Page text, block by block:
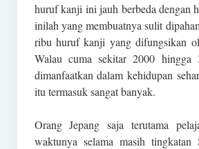
huruf kanji ini jauh berbeda dengan
inilah yang membuatnya sulit
ribu huruf kanji yang difungsikan
Walau cuma sekitar 2000 hingga
dimanfaatkan dalam kehidupan
itu termasuk sangat banyak.
Orang Jepang saja terutama
waktunya selama masih